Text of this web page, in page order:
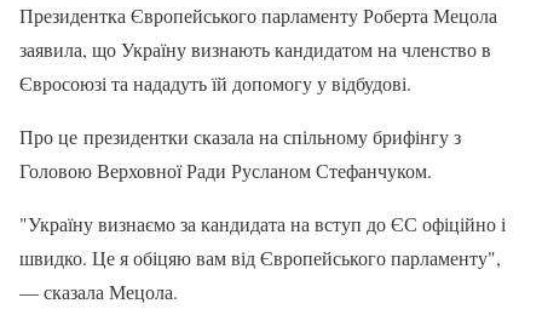
Президентка Європейського парламенту Роберта Мецола
заявила, що Україну визнають кандидатом на членство в
Євросоюзі та нададуть їй допомогу у відбудові.
Про це президентки сказала на спільному брифінгу з
Головою Верховної Ради Русланом Стефанчуком.
"Україну визнаємо за кандидата на вступ до ЄС офіційно і
швидко. Це я обіцяю вам від Європейського парламенту",
— сказала Мецола.